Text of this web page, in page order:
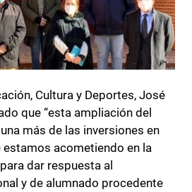
Cultura y Deportes, José
que “esta ampliación del
más de las inversiones en
acometiendo en la
dar respuesta al
y de alumnado procedente